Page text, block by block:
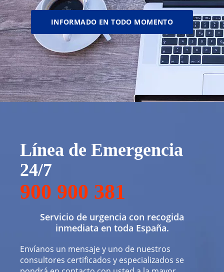
INFORMADO EN TODO MOMENTO
Línea de Emergencia
24/7
900 900 381
Servicio de urgencia con recogida
inmediata en toda España.
Envíanos un mensaje y uno de nuestros
consultores certificados y especializados se